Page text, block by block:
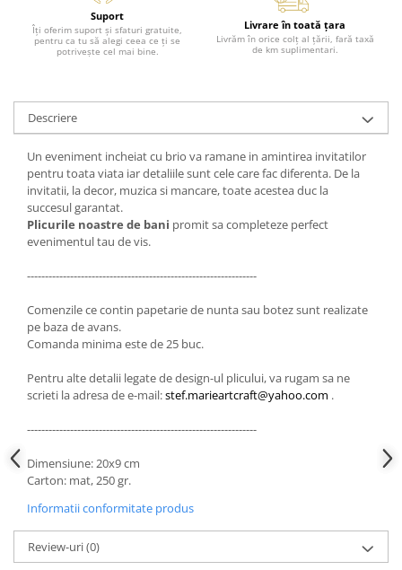
Suport
Îți oferim suport și sfaturi gratuite,
pentru ca tu să alegi ceea ce ți se
potrivește cel mai bine.
Livrare în toată țara
Livrăm în orice colț al țării, fară taxă
de km suplimentari.
Descriere
Un eveniment incheiat cu brio va ramane in amintirea invitatilor
pentru toata viata iar detaliile sunt cele care fac diferenta. De la
invitatii, la decor, muzica si mancare, toate acestea duc la
succesul garantat.
Plicurile noastre de bani promit sa completeze perfect
evenimentul tau de vis.
----------------------------------------------------------------
Comenzile ce contin papetarie de nunta sau botez sunt realizate
pe baza de avans.
Comanda minima este de 25 buc.
Pentru alte detalii legate de design-ul plicului, va rugam sa ne
scrieti la adresa de e-mail:stef.marieartcraft@yahoo.com .
----------------------------------------------------------------
Dimensiune: 20x9 cm
Carton: mat, 250 gr.
Informatii conformitate produs
Review-uri(0)